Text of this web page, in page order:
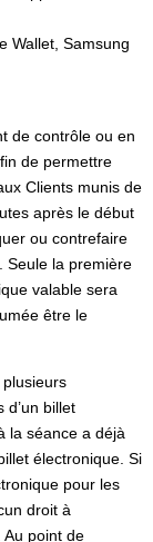
Wallet, Samsung
de contrôle ou en
de permettre
Clients munis de
après le début
ou contrefaire
Seule la première
valable sera
être le
d’un billet
la séance a déjà
électronique. Si
pour les
droit à
point de